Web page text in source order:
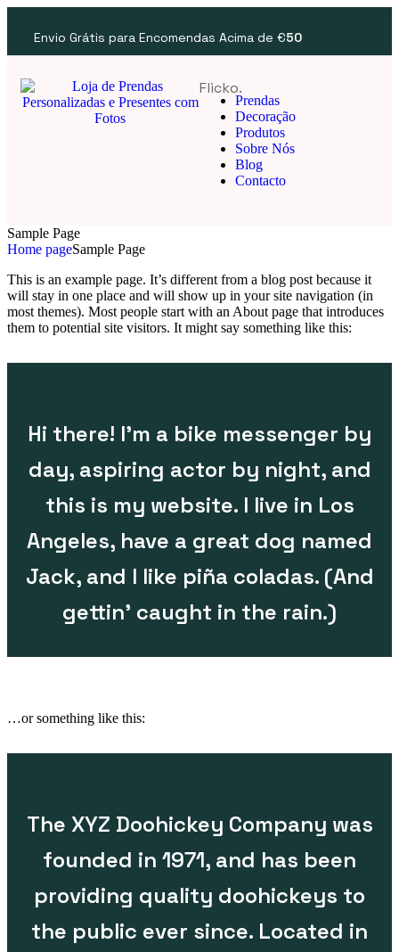
Envio Grátis para Encomendas Acima de €50
Prendas
Decoração
Produtos
Sobre Nós
Blog
Contacto
Flicko.
Sample Page
Home pageSample Page
This is an example page. It’s different from a blog post because it
will stay in one place and will show up in your site navigation (in
most themes). Most people start with an About page that introduces
them to potential site visitors. It might say something like this:
Hi there! I’m a bike messenger by
day, aspiring actor by night, and
this is my website. I live in Los
Angeles, have a great dog named
Jack, and I like piña coladas. (And
gettin’ caught in the rain.)
…or something like this:
The XYZ Doohickey Company was
founded in 1971, and has been
providing quality doohickeys to
the public ever since. Located in